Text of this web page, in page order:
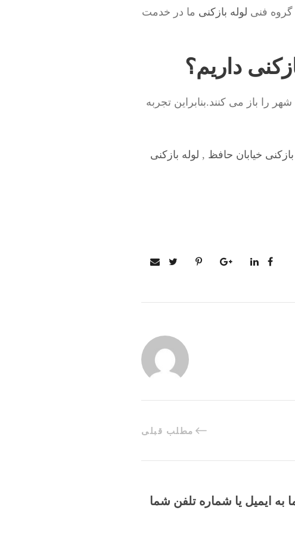
گروه فنی لوله بازکنی ما در خدمت
داریم؟
را باز می کنند.بنابراین تجربه
بازکنی خیابان حافظ , لوله بازکنی
مطلب قبلی
به ایمیل یا شماره تلفن شما